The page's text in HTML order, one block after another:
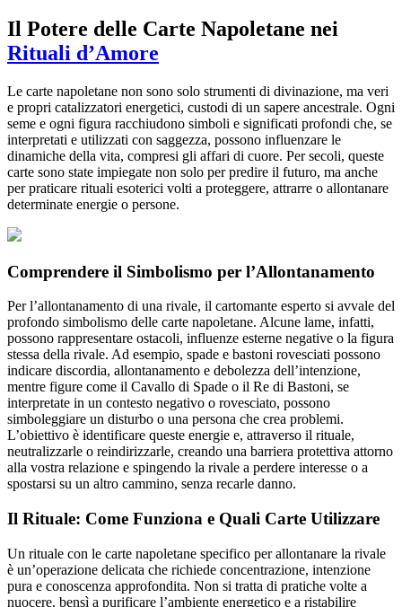
Il Potere delle Carte Napoletane nei
Rituali d’Amore
Le carte napoletane non sono solo strumenti di divinazione, ma veri
e propri catalizzatori energetici, custodi di un sapere ancestrale. Ogni
seme e ogni figura racchiudono simboli e significati profondi che, se
interpretati e utilizzati con saggezza, possono influenzare le
dinamiche della vita, compresi gli affari di cuore. Per secoli, queste
carte sono state impiegate non solo per predire il futuro, ma anche
per praticare rituali esoterici volti a proteggere, attrarre o allontanare
determinate energie o persone.
Comprendere il Simbolismo per l’Allontanamento
Per l’allontanamento di una rivale, il cartomante esperto si avvale del
profondo simbolismo delle carte napoletane. Alcune lame, infatti,
possono rappresentare ostacoli, influenze esterne negative o la figura
stessa della rivale. Ad esempio, spade e bastoni rovesciati possono
indicare discordia, allontanamento e debolezza dell’intenzione,
mentre figure come il Cavallo di Spade o il Re di Bastoni, se
interpretate in un contesto negativo o rovesciato, possono
simboleggiare un disturbo o una persona che crea problemi.
L’obiettivo è identificare queste energie e, attraverso il rituale,
neutralizzarle o reindirizzarle, creando una barriera protettiva attorno
alla vostra relazione e spingendo la rivale a perdere interesse o a
spostarsi su un altro cammino, senza recarle danno.
Il Rituale: Come Funziona e Quali Carte Utilizzare
Un rituale con le carte napoletane specifico per allontanare la rivale
è un’operazione delicata che richiede concentrazione, intenzione
pura e conoscenza approfondita. Non si tratta di pratiche volte a
nuocere, bensì a purificare l’ambiente energetico e a ristabilire